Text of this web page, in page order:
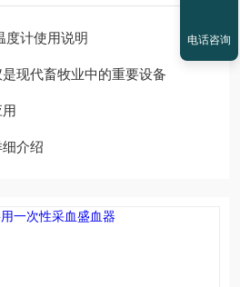
度计使用说明
现代畜牧业中的重要设备
介绍
电话咨询